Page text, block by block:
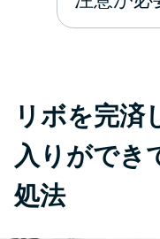
リボを完済
入りができ
処法